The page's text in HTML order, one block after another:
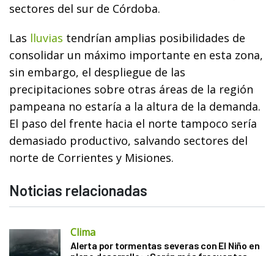
sectores del sur de Córdoba.
Las lluvias tendrían amplias posibilidades de
consolidar un máximo importante en esta zona,
sin embargo, el despliegue de las
precipitaciones sobre otras áreas de la región
pampeana no estaría a la altura de la demanda.
El paso del frente hacia el norte tampoco sería
demasiado productivo, salvando sectores del
norte de Corrientes y Misiones.
Noticias relacionadas
Clima
Alerta por tormentas severas con El Niño en